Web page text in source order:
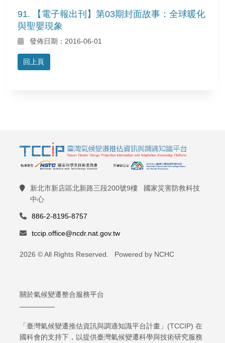
91. 【電子報出刊】第03期封面故事：全球暖化
與聖嬰現象
發佈日期：2016-06-01
回上頁
新北市新店區北新路三段200號9樓 國家災害防救科技
中心
886-2-8195-8757
tccip.office@ncdr.nat.gov.tw
2026 © All Rights Reserved. Powered by NCHC
關於氣候變遷整合服務平台
「臺灣氣候變遷推估資訊與調適知識平台計畫」(TCCIP) 在
國科會的支持下，以提供臺灣氣候變遷科學與技術研究服務